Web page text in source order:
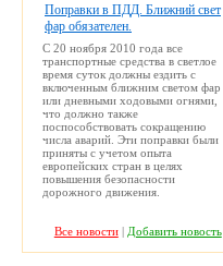
Поправки в ПДД. Ближний свет
фар обязателен.
С 20 ноября 2010 года все
транспортные средства в светлое
время суток должны ездить с
включенным ближним светом фар
или дневными ходовыми огнями,
что должно также
поспособствовать сокращению
числа аварий. Эти поправки были
приняты с учетом опыта
европейских стран в целях
повышения безопасности
дорожного движения.
Все новости| Добавить новость